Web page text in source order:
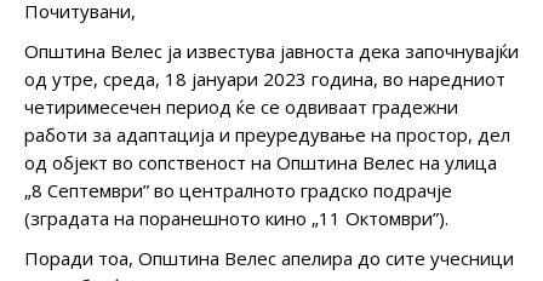
Почитувани,
Општина Велес ја известува јавноста дека започнувајќи
од утре, среда, 18 јануари 2023 година, во наредниот
четиримесечен период ќе се одвиваат градежни
работи за адаптација и преуредување на простор, дел
од објект во сопственост на Општина Велес на улица
„8 Септември” во централното градско подрачје
(зградата на поранешното кино „11 Октомври”).
Поради тоа, Општина Велес апелира до сите учесници